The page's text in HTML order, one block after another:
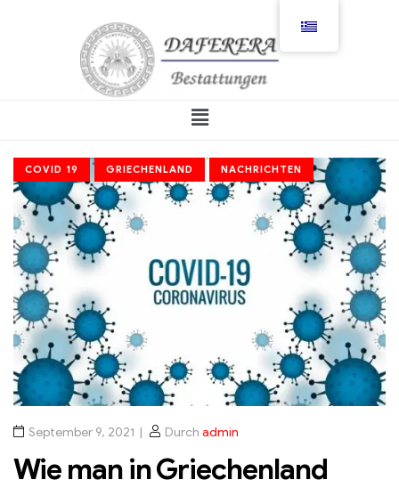
COVID 19 GRIECHENLAND NACHRICHTEN
September 9, 2021 Durch admin
Wie man in Griechenland